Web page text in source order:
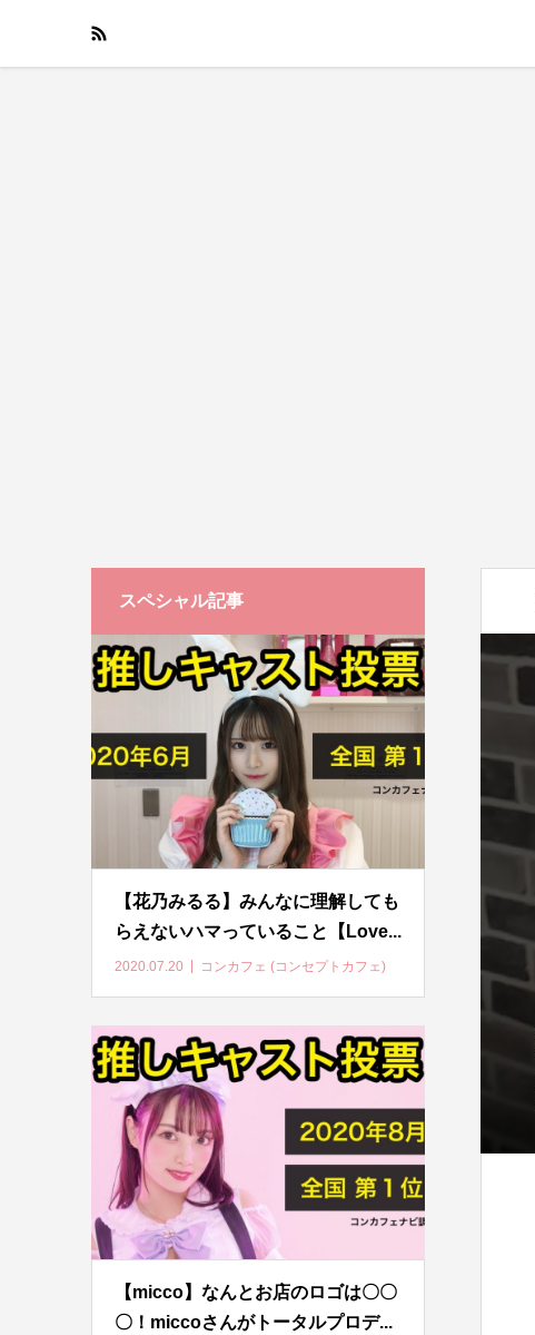
スペシャル記事
【花乃みるる】みんなに理解しても
らえないハマっていること【Love...
2020.07.20 コンカフェ (コンセプトカフェ)
【micco】なんとお店のロゴは〇〇
〇！miccoさんがトータルプロデ...